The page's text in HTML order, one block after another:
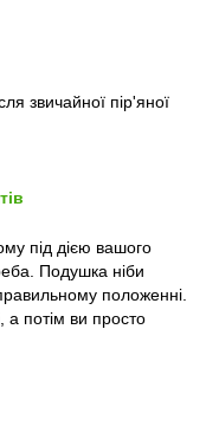
звичайної пір'яної
під дією вашого
Подушка ніби
положенні.
а потім ви просто